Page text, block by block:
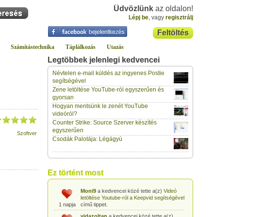
Üdvözlünk az oldalon!
Lépj be, vagy regisztrálj
Feltöltés
Számítástechnika Táplálkozás Utazás
Szoftver
Legtöbbek jelenlegi kedvencei
Névtelen e-mail küldés az ingyenes Postie
segítségével
Zene letöltése YouTube-ról egyszerűen és
gyorsan
Hogyan mentsünk le zenét YouTube
videóról?
Counter Strike: Source Szerver készítés
egyszerűen
Csodák Palotája: Légágyú
Ez történt most
1 napja
gabor733a kedvencei közé tette a(z)
Leopárdgekkó-etetés egyszerű csipesszel
című tippet.
1 napja
gabor733
a kedvencei közé tette a(z)
című tippet.
1 napja
Hogyan készítsünk fűszeres-paradicsomos
pennét?
1 napja
gabor733a kedvencei közé tette a(z)
hónapos kortólcímű tippet.
1 napja
Babakonyha - Alma-banán püré készítése
egyszerűencímű tippet.
1 napja
Moni9a kedvencei közé tette a(z) Videó
letöltése Youtube-ról a Keepvid segítségével
című tippet.